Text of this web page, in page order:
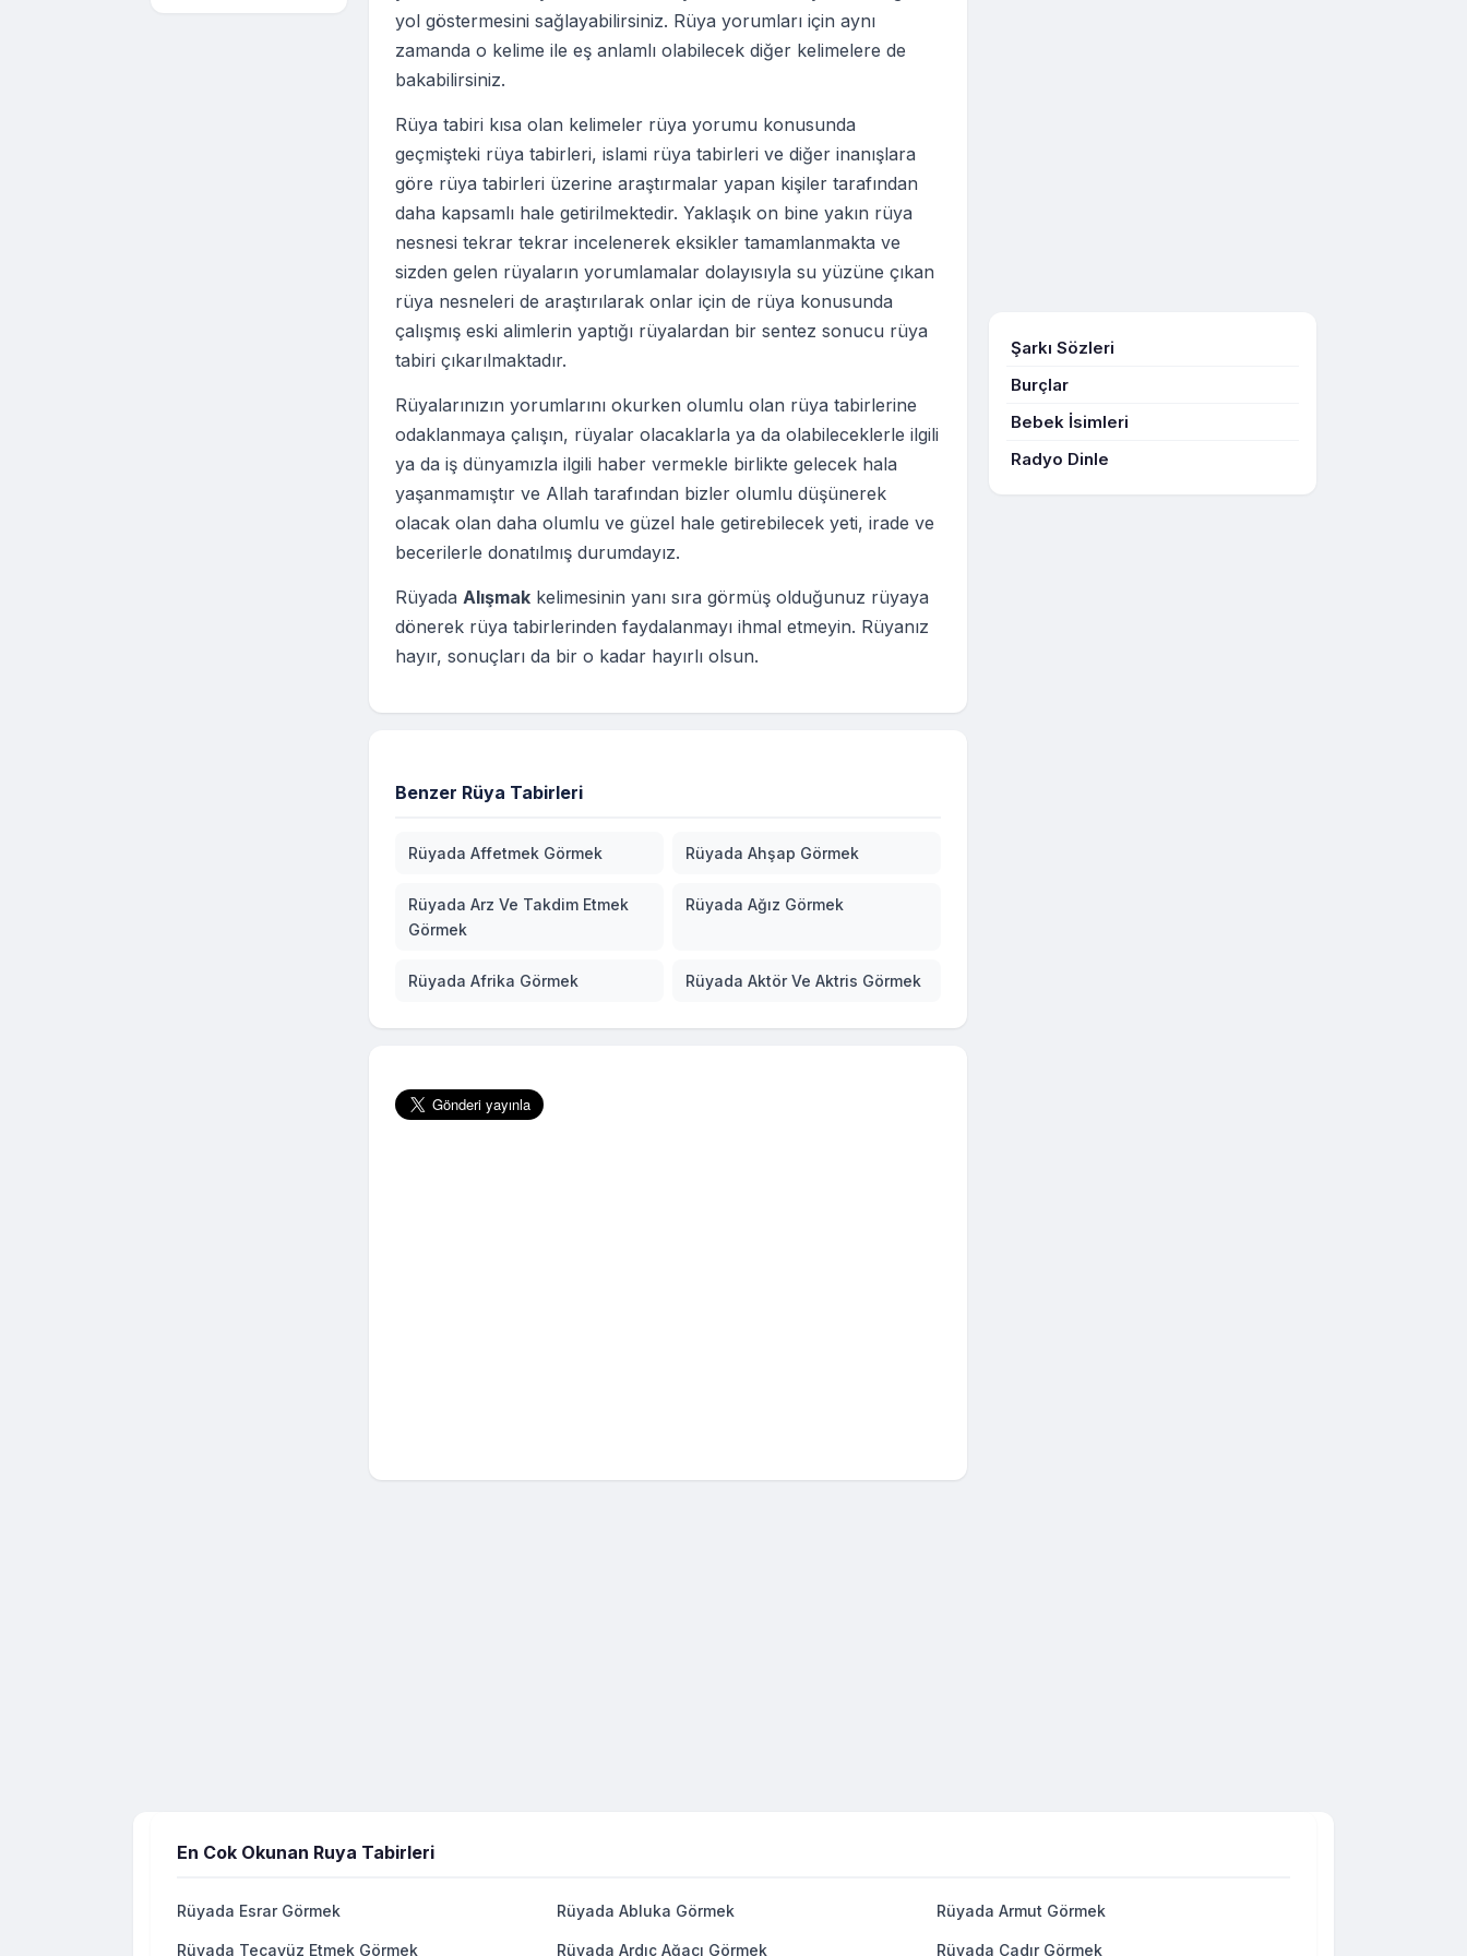
yol göstermesini sağlayabilirsiniz. Rüya yorumları için aynı
zamanda o kelime ile eş anlamlı olabilecek diğer kelimelere de
bakabilirsiniz.
Rüya tabiri kısa olan kelimeler rüya yorumu konusunda
geçmişteki rüya tabirleri, islami rüya tabirleri ve diğer inanışlara
göre rüya tabirleri üzerine araştırmalar yapan kişiler tarafından
daha kapsamlı hale getirilmektedir. Yaklaşık on bine yakın rüya
nesnesi tekrar tekrar incelenerek eksikler tamamlanmakta ve
sizden gelen rüyaların yorumlamalar dolayısıyla su yüzüne çıkan
rüya nesneleri de araştırılarak onlar için de rüya konusunda
çalışmış eski alimlerin yaptığı rüyalardan bir sentez sonucu rüya
tabiri çıkarılmaktadır.
Rüyalarınızın yorumlarını okurken olumlu olan rüya tabirlerine
odaklanmaya çalışın, rüyalar olacaklarla ya da olabileceklerle ilgili
ya da iş dünyamızla ilgili haber vermekle birlikte gelecek hala
yaşanmamıştır ve Allah tarafından bizler olumlu düşünerek
olacak olan daha olumlu ve güzel hale getirebilecek yeti, irade ve
becerilerle donatılmış durumdayız.
Rüyada Alışmak kelimesinin yanı sıra görmüş olduğunuz rüyaya
dönerek rüya tabirlerinden faydalanmayı ihmal etmeyin. Rüyanız
hayır, sonuçları da bir o kadar hayırlı olsun.
Benzer Rüya Tabirleri
Rüyada Affetmek Görmek Rüyada Ahşap Görmek
Rüyada Arz Ve Takdim Etmek
Görmek
Rüyada Ağız Görmek
Rüyada Afrika Görmek Rüyada Aktör Ve Aktris Görmek
Şarkı Sözleri
Burçlar
Bebek İsimleri
Radyo Dinle
En Cok Okunan Ruya Tabirleri
Rüyada Esrar Görmek Rüyada Abluka Görmek Rüyada Armut Görmek
Rüyada Tecavüz Etmek Görmek Rüyada Ardıç Ağacı Görmek Rüyada Çadır Görmek